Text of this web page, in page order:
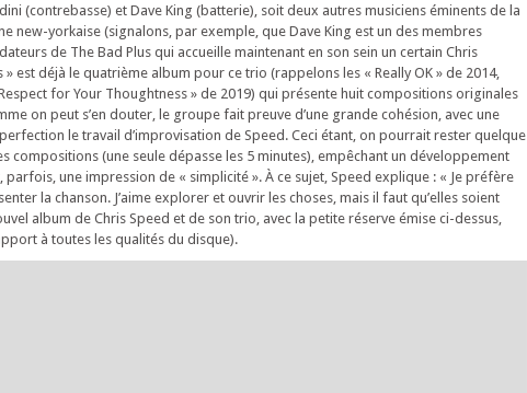
(contrebasse) et Dave King (batterie), soit deux autres musiciens éminents de la
new-yorkaise (signalons, par exemple, que Dave King est un des membres
de The Bad Plus qui accueille maintenant en son sein un certain Chris
est déjà le quatrième album pour ce trio (rappelons les « Really OK » de 2014,
for Your Thoughtness » de 2019) qui présente huit compositions originales
on peut s’en douter, le groupe fait preuve d’une grande cohésion, avec une
le travail d’improvisation de Speed. Ceci étant, on pourrait rester quelque
compositions (une seule dépasse les 5 minutes), empêchant un développement
une impression de « simplicité ». À ce sujet, Speed explique : « Je préfère
la chanson. J’aime explorer et ouvrir les choses, mais il faut qu’elles soient
album de Chris Speed et de son trio, avec la petite réserve émise ci-dessus,
à toutes les qualités du disque).